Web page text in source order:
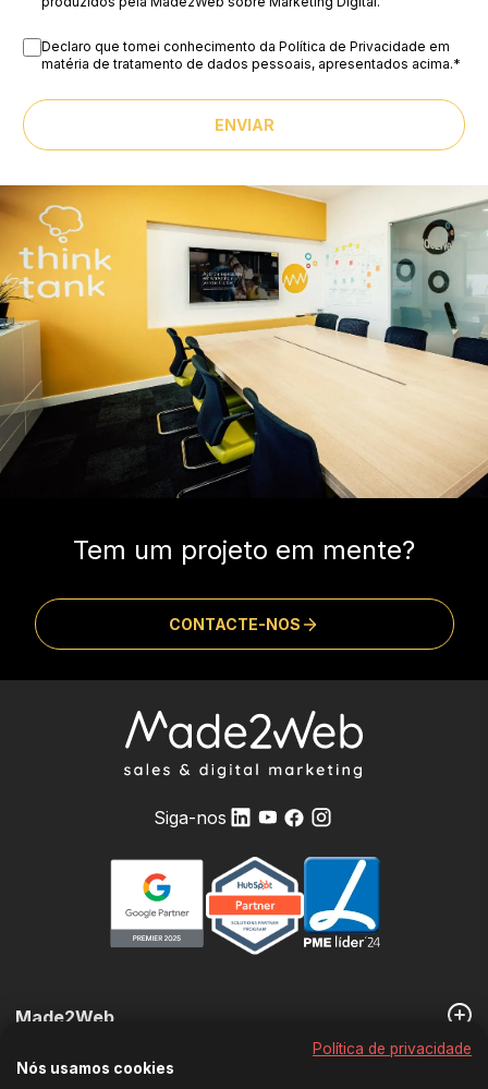
Declaro que tomei conhecimento da Política de Privacidade em
matéria de tratamento de dados pessoais, apresentados acima.*
ENVIAR
Siga-nos
Made2Web
Os nossos Serviços
Tem um projeto em mente?
CONTACTE-NOS
Política de privacidade
Nós usamos cookies